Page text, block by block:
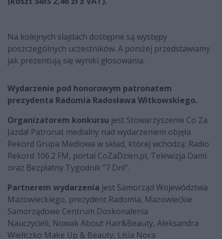
Na kolejnych slajdach dostępne są występy
poszczególnych uczestników. A poniżej przedstawiamy
jak prezentują się wyniki głosowania:
Wydarzenie pod honorowym patronatem
prezydenta Radomia Radosława Witkowskiego.
Organizatorem konkursu jest Stowarzyszenie Co Za
Jazda! Patronat medialny nad wydarzeniem objęła
Rekord Grupa Mediowa w skład, której wchodzą: Radio
Rekord 106.2 FM, portal CoZaDzien.pl, Telewizja Dami
oraz Bezpłatny Tygodnik "7 Dni".
Partnerem wydarzenia jest Samorząd Województwa
Mazowieckiego, prezydent Radomia, Mazowieckie
Samorządowe Centrum Doskonalenia
Nauczycieli, Nowak About Hair&Beauty, Aleksandra
Wieliczko Make Up & Beauty, Lisia Nora